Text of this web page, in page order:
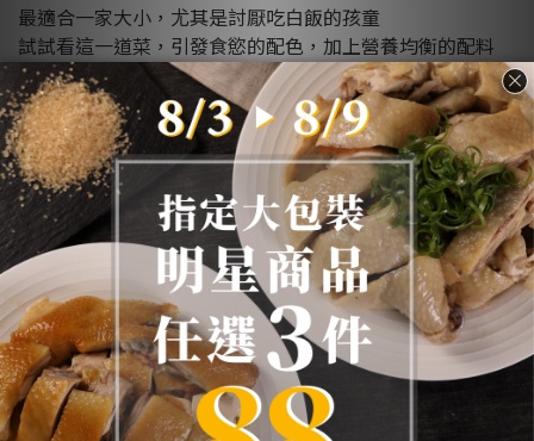
最適合一家大小，尤其是討厭吃白飯的孩童
試試看這一道菜， 引發食慾的配色，加上營養均衡的配料
我不用配其他菜色，光這個飯我可以再來三碗
難易度★★★★☆備料比較麻煩，不然其實就是丟進去一
起生米煮成熟飯
全文食譜>>
【味噌燒雞】這道日本國民美食，直接
配五碗飯